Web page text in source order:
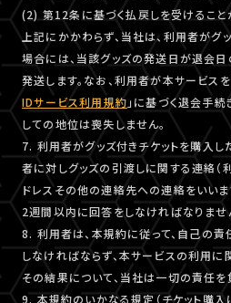
(2) 第12条に基づく払戻しを受けること
上記にかかわらず、当社は、利用者がグ
場合には、当該グッズの発送日が退会日
発送します。なお、利用者が本サービス
IDサービス利用規約 」に基づく退会手
しての地位は喪失しません。
7. 利用者がグッズ付きチケットを購入
者に対しグッズの引渡しに関する連絡
ドレスその他の連絡先への連絡をいいま
2週間以内に回答をしなければなりませ
8. 利用者は、本規約に従って、自己の
しなければならず、本サービスの利用
その結果について、当社は一切の責任を
9. 本規約のいかなる規定（チケット購